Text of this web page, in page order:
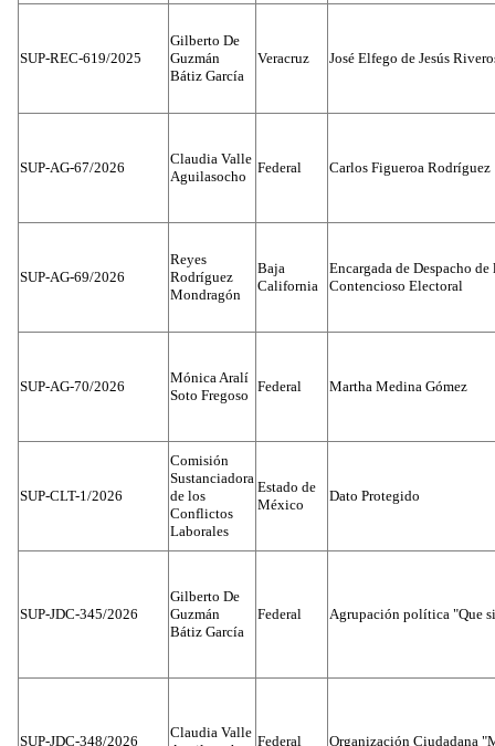
SUP-REC-619/2025
Gilberto De
Guzmán
Bátiz García
Veracruz José Elfego de Jesús
SUP-AG-67/2026
Claudia Valle
Aguilasocho
Federal Carlos Figueroa Rodríguez
SUP-AG-69/2026
Reyes
Rodríguez
Mondragón
Baja
California
Encargada de Despacho
Contencioso Electoral
SUP-AG-70/2026
Mónica Aralí
Soto Fregoso
Federal Martha Medina Gómez
SUP-CLT-1/2026
Comisión
Sustanciadora
de los
Conflictos
Laborales
Estado de
México
Dato Protegido
SUP-JDC-345/2026
Gilberto De
Guzmán
Bátiz García
Federal Agrupación política "Que
SUP-JDC-348/2026
Claudia Valle
Federal Organización Ciudadana